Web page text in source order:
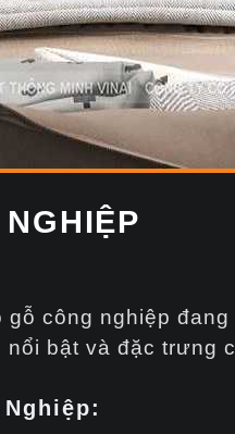
công nghiệp
bật và đặc trưng